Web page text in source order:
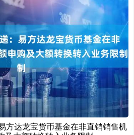
方达龙宝货币基金在非直销销售机